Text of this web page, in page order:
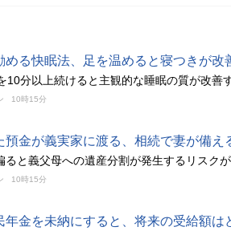
める快眠法、足を温めると寝つきが改
10分以上続けると主観的な睡眠の質が改善
10時15分
預金が義実家に渡る、相続で妻が備え
ると義父母への遺産分割が発生するリスク
10時15分
年金を未納にすると、将来の受給額は